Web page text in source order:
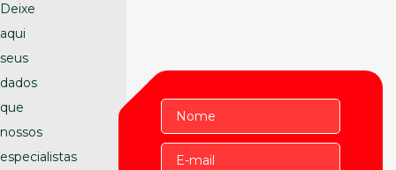
Deixe
aqui
seus
dados
que
nossos
especialistas